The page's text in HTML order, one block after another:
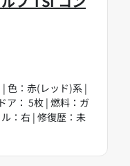
色：赤(レッド)系 |
ア： 5枚 | 燃料：ガ
：右 | 修復歴：未